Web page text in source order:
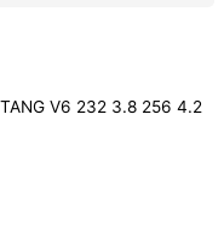
V6 232 3.8 256 4.2